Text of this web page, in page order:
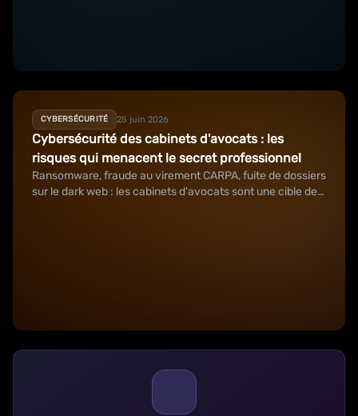
CYBERSÉCURITÉ 25 juin 2026
Cybersécurité des cabinets d'avocats : les
risques qui menacent le secret professionnel
Ransomware, fraude au virement CARPA, fuite de dossiers
sur le dark web : les cabinets d'avocats sont une cible de